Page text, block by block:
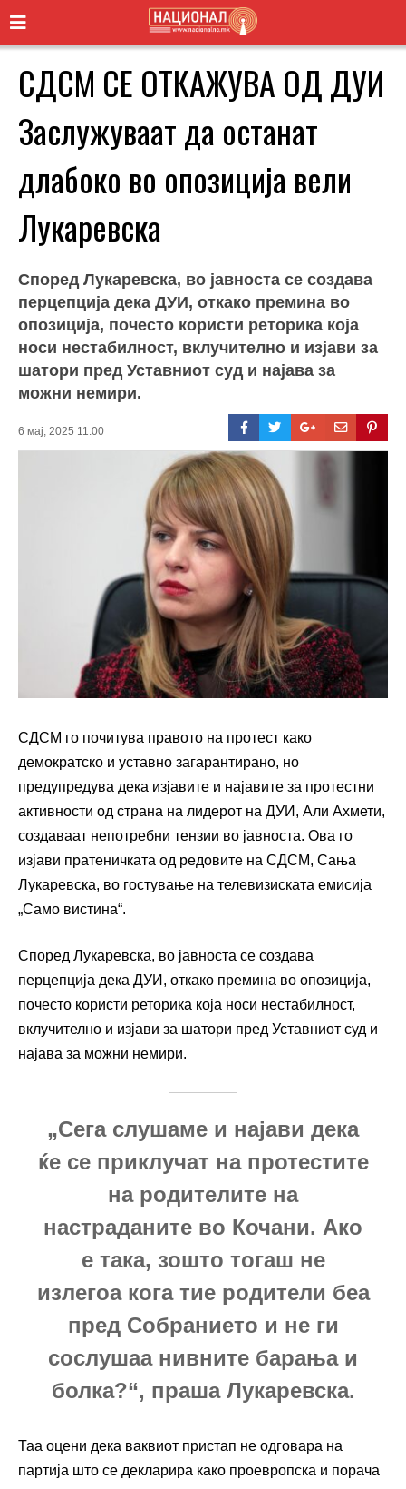
СДСМ СЕ ОТКАЖУВА ОД ДУИ
Заслужуваат да останат
длабоко во опозиција вели
Лукаревска
Според Лукаревска, во јавноста се создава
перцепција дека ДУИ, откако премина во
опозиција, почесто користи реторика која
носи нестабилност, вклучително и изјави за
шатори пред Уставниот суд и најава за
можни немири.
6 мај, 2025 11:00
СДСМ го почитува правото на протест како
демократско и уставно загарантирано, но
предупредува дека изјавите и најавите за протестни
активности од страна на лидерот на ДУИ, Али Ахмети,
создаваат непотребни тензии во јавноста. Ова го
изјави пратеничката од редовите на СДСМ, Сања
Лукаревска, во гостување на телевизиската емисија
„Само вистина“.
Според Лукаревска, во јавноста се создава
перцепција дека ДУИ, откако премина во опозиција,
почесто користи реторика која носи нестабилност,
вклучително и изјави за шатори пред Уставниот суд и
најава за можни немири.
„Сега слушаме и најави дека
ќе се приклучат на протестите
на родителите на
настраданите во Кочани. Ако
е така, зошто тогаш не
излегоа кога тие родители беа
пред Собранието и не ги
сослушаа нивните барања и
болка?“, праша Лукаревска.
Таа оцени дека ваквиот пристап не одговара на
партија што се декларира како проевропска и порача